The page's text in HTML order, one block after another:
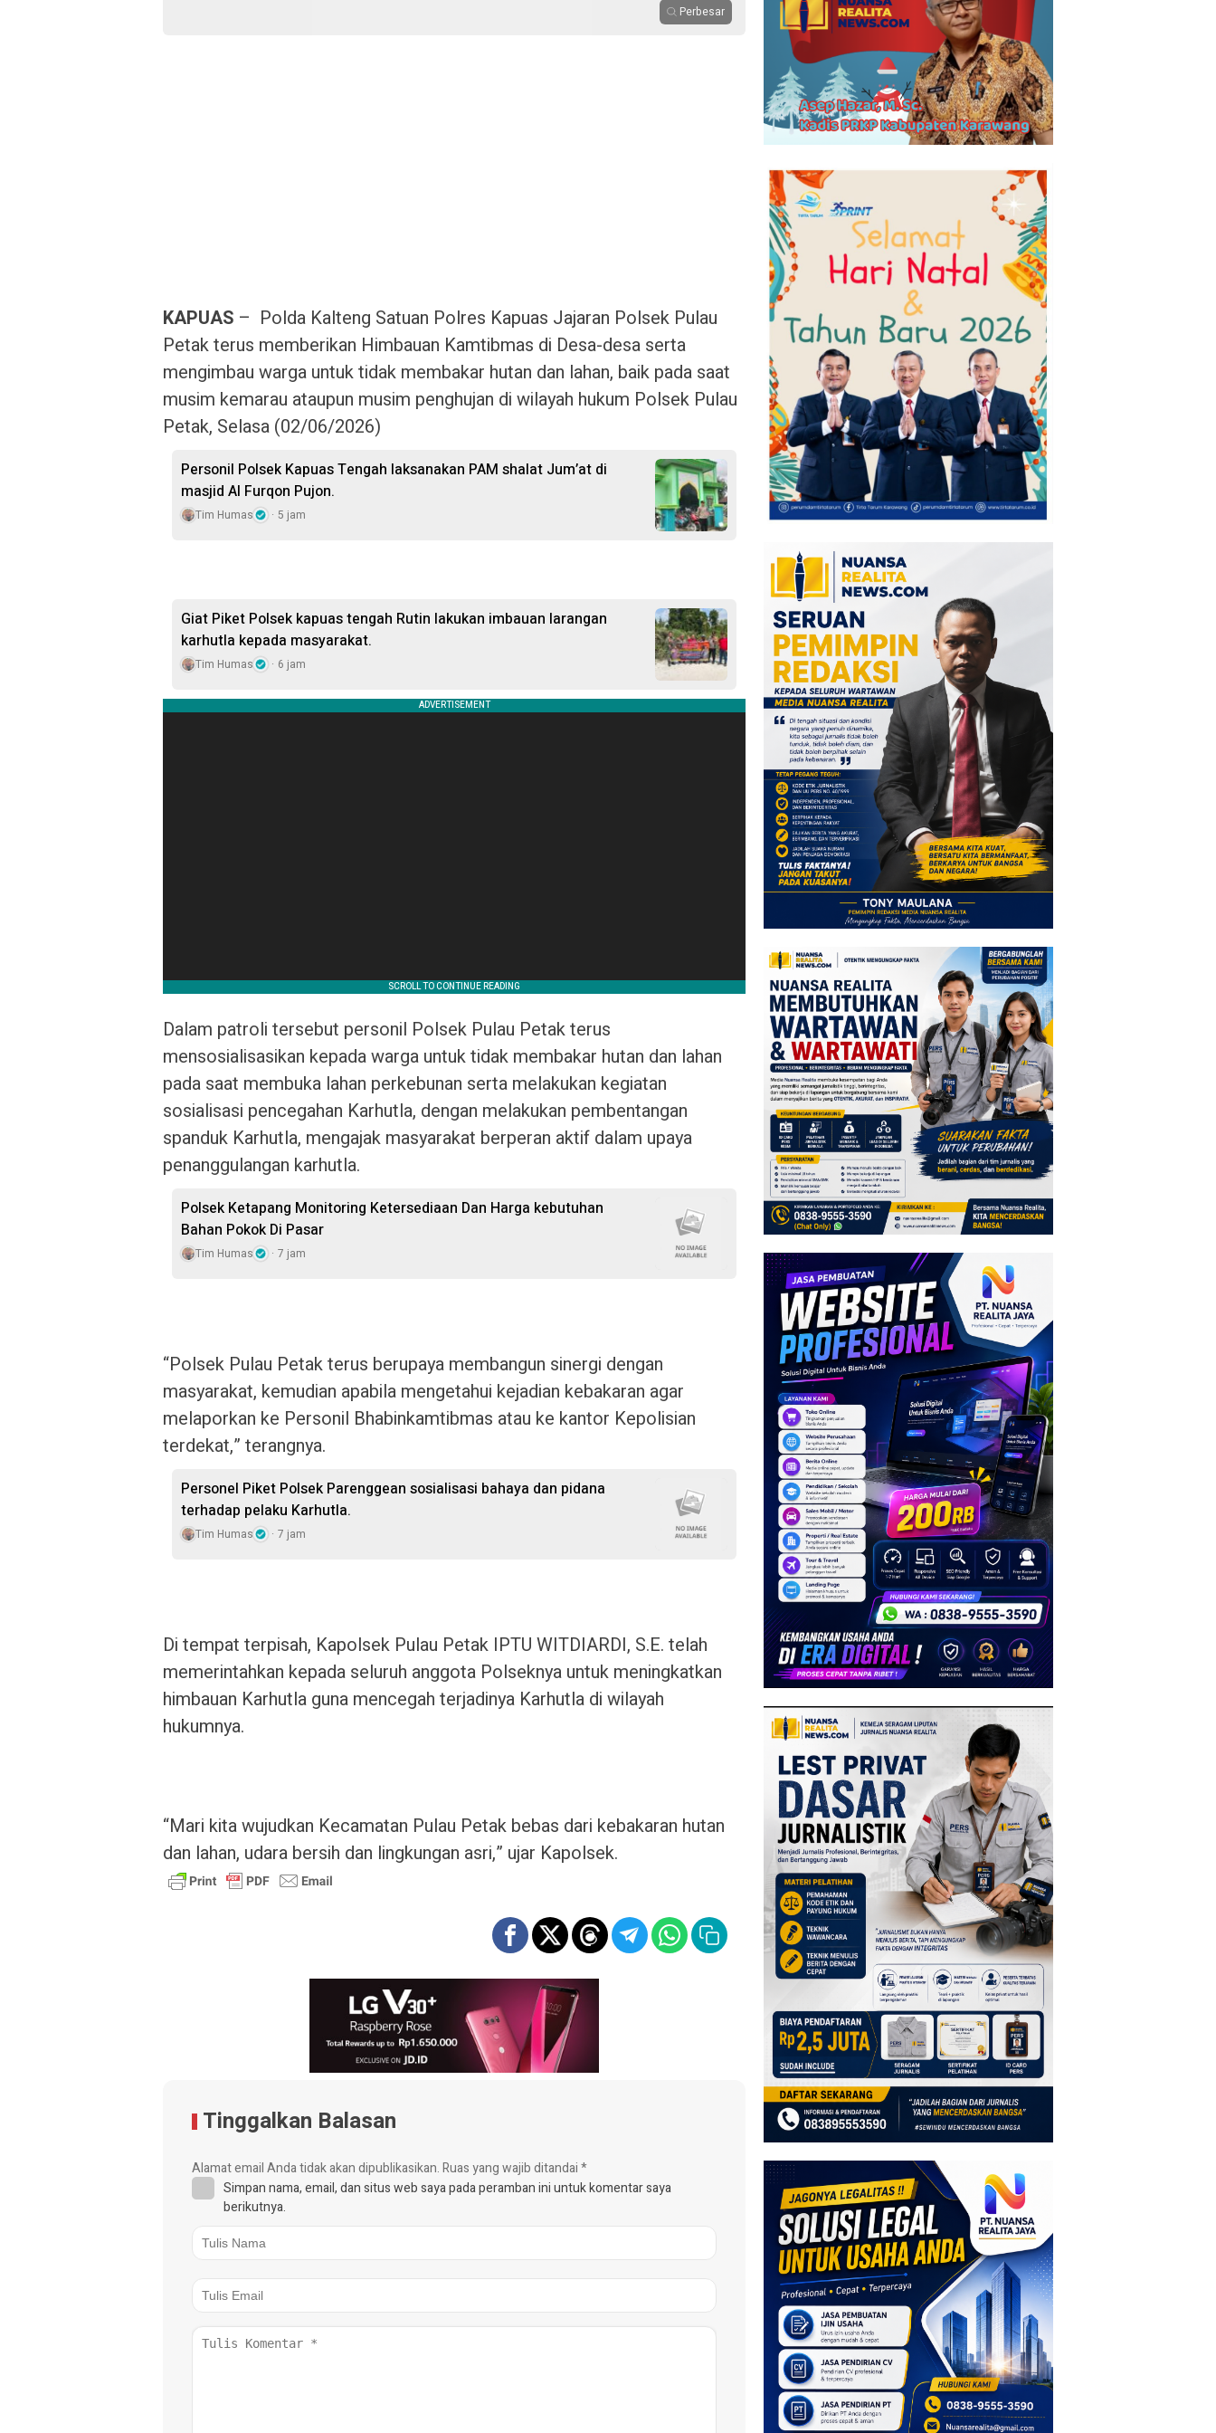
Perbesar
KAPUAS – Polda Kalteng Satuan Polres Kapuas Jajaran Polsek Pulau
Petak terus memberikan Himbauan Kamtibmas di Desa-desa serta
mengimbau warga untuk tidak membakar hutan dan lahan, baik pada saat
musim kemarau ataupun musim penghujan di wilayah hukum Polsek Pulau
Petak, Selasa (02/06/2026)
Personil Polsek Kapuas Tengah laksanakan PAM shalat Jum’at di
masjid Al Furqon Pujon.
Tim Humas 5 jam
Giat Piket Polsek kapuas tengah Rutin lakukan imbauan larangan
karhutla kepada masyarakat.
Tim Humas 6 jam
Dalam patroli tersebut personil Polsek Pulau Petak terus
mensosialisasikan kepada warga untuk tidak membakar hutan dan lahan
pada saat membuka lahan perkebunan serta melakukan kegiatan
sosialisasi pencegahan Karhutla, dengan melakukan pembentangan
spanduk Karhutla, mengajak masyarakat berperan aktif dalam upaya
penanggulangan karhutla.
‎Polsek Ketapang Monitoring Ketersediaan Dan Harga kebutuhan
Bahan Pokok Di Pasar
Tim Humas 7 jam
“Polsek Pulau Petak terus berupaya membangun sinergi dengan
masyarakat, kemudian apabila mengetahui kejadian kebakaran agar
melaporkan ke Personil Bhabinkamtibmas atau ke kantor Kepolisian
terdekat,” terangnya.
Personel Piket Polsek Parenggean sosialisasi bahaya dan pidana
terhadap pelaku Karhutla.
Tim Humas 7 jam
Di tempat terpisah, Kapolsek Pulau Petak IPTU WITDIARDI, S.E. telah
memerintahkan kepada seluruh anggota Polseknya untuk meningkatkan
himbauan Karhutla guna mencegah terjadinya Karhutla di wilayah
hukumnya.
“Mari kita wujudkan Kecamatan Pulau Petak bebas dari kebakaran hutan
dan lahan, udara bersih dan lingkungan asri,” ujar Kapolsek.
Tinggalkan Balasan
Alamat email Anda tidak akan dipublikasikan.Ruas yang wajib ditandai*
Simpan nama, email, dan situs web saya pada peramban ini untuk komentar saya
berikutnya.